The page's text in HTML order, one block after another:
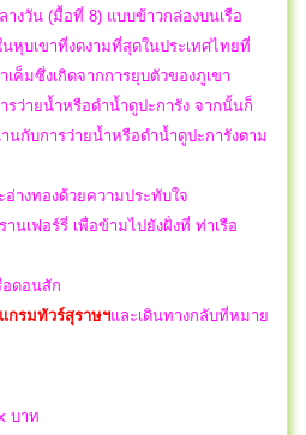
งวัน (มื้อที่ 8) แบบข้าวกล่องบนเรือ
หุบเขาที่งดงามที่สุดในประเทศไทยที่
เค็มซึ่งเกิดจากการยุบตัวของภูเขา
ว่ายน้ำหรือดำน้ำดูปะการัง จากนั้นก็
นกับการว่ายน้ำหรือดำน้ำดูปะการังตาม
อ่างทองด้วยความประทับใจ
นเฟอร์รี่ เพื่อข้ามไปยังฝั่งที่ ท่าเรือ
อดอนสัก
กรมทัวร์สุราษฯและเดินทางกลับที่หมาย
บาท